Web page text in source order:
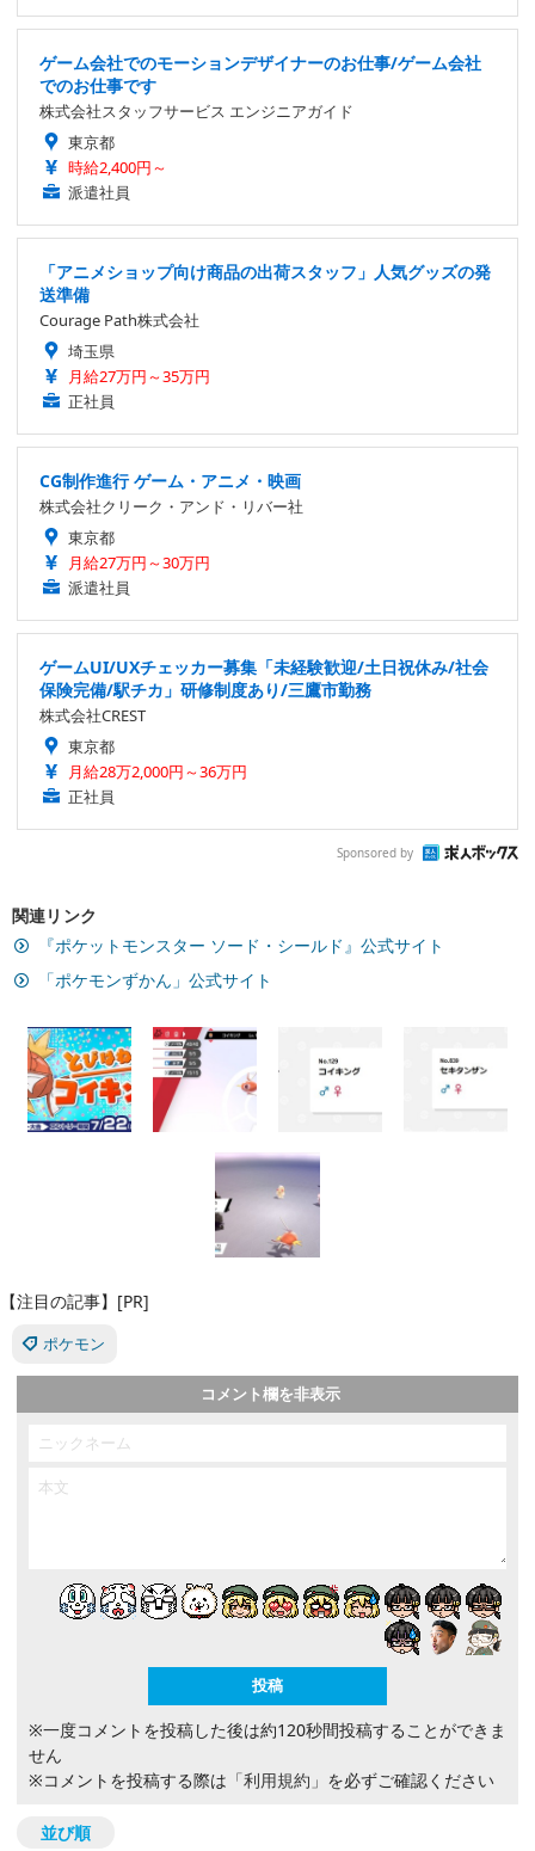
ゲーム会社でのモーションデザイナーのお仕事/ゲーム会社
でのお仕事です
株式会社スタッフサービス エンジニアガイド
東京都
時給2,400円～
派遣社員
「アニメショップ向け商品の出荷スタッフ」人気グッズの発
送準備
Courage Path株式会社
埼玉県
月給27万円～35万円
正社員
CG制作進行 ゲーム・アニメ・映画
株式会社クリーク・アンド・リバー社
東京都
月給27万円～30万円
派遣社員
ゲームUI/UXチェッカー募集「未経験歓迎/土日祝休み/社会
保険完備/駅チカ」研修制度あり/三鷹市勤務
株式会社CREST
東京都
月給28万2,000円～36万円
正社員
Sponsored by
関連リンク
『ポケットモンスター ソード・シールド』公式サイト
「ポケモンずかん」公式サイト
【注目の記事】[PR]
ポケモン
コメント欄を非表示
※一度コメントを投稿した後は約120秒間投稿することができま
せん
※コメントを投稿する際は 「利用規約」 を必ずご確認ください
並び順